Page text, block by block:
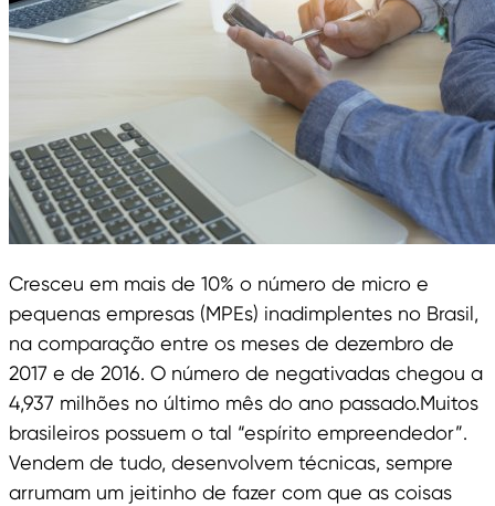
Cresceu em mais de 10% o número de micro e
pequenas empresas (MPEs) inadimplentes no Brasil,
na comparação entre os meses de dezembro de
2017 e de 2016. O número de negativadas chegou a
4,937 milhões no último mês do ano passado.Muitos
brasileiros possuem o tal “espírito empreendedor”.
Vendem de tudo, desenvolvem técnicas, sempre
arrumam um jeitinho de fazer com que as coisas